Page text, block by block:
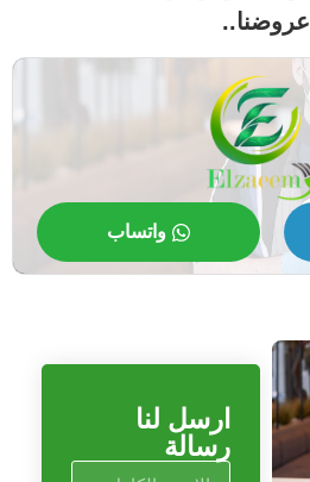
عروضنا..
واتساب
ارسل لنا
رسالة